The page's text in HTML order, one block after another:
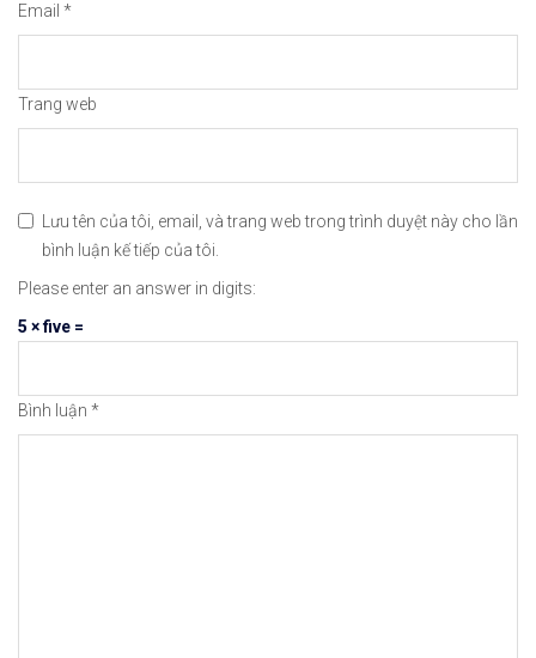
Email *
Trang web
Lưu tên của tôi, email, và trang web trong trình duyệt này cho lần
bình luận kế tiếp của tôi.
Please enter an answer in digits:
5 × five =
Bình luận *